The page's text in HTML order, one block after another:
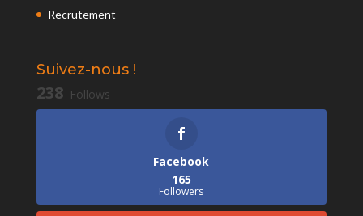
Recrutement
Suivez-nous !
238 Follows
Facebook
165
Followers